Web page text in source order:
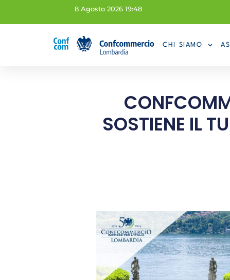
8 Agosto 2026 19:48
CHI SIAMO
SOSTIENE IL